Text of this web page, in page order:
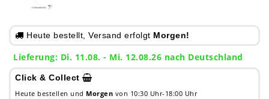
Heute bestellt, Versand erfolgt Morgen!
Lieferung: Di. 11.08. - Mi. 12.08.26 nach Deutschland
Click & Collect
Heute bestellen und Morgen von 10:30 Uhr-18:00 Uhr